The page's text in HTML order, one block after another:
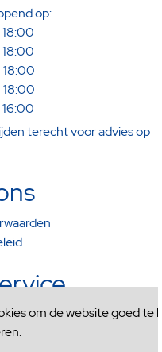
om de website goed te
op:
terecht voor advies op